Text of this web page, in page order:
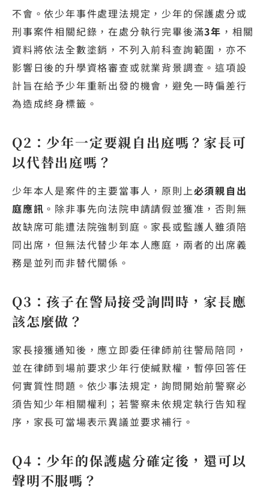
不會。依少年事件處理法規定，少年的保護處分或
刑事案件相關紀錄，在處分執行完畢後滿3年 ，相關
資料將依法全數塗銷，不列入前科查詢範圍，亦不
影響日後的升學資格審查或就業背景調查。這項設
計旨在給予少年重新出發的機會，避免一時偏差行
為造成終身標籤。
Q2：少年一定要親自出庭嗎？家長可
以代替出庭嗎？
少年本人是案件的主要當事人，原則上必須親自出
庭應訊 。除非事先向法院申請請假並獲准，否則無
故缺席可能遭法院強制到庭。家長或監護人雖須陪
同出席，但無法代替少年本人應庭，兩者的出席義
務是並列而非替代關係。
Q3：孩子在警局接受詢問時，家長應
該怎麼做？
家長接獲通知後，應立即委任律師前往警局陪同，
並在律師到場前要求少年行使緘默權，暫停回答任
何實質性問題。依少事法規定，詢問開始前警察必
須告知少年相關權利；若警察未依規定執行告知程
序，家長可當場表示異議並要求補行。
Q4：少年的保護處分確定後，還可以
聲明不服嗎？